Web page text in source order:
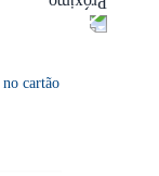
no cartão